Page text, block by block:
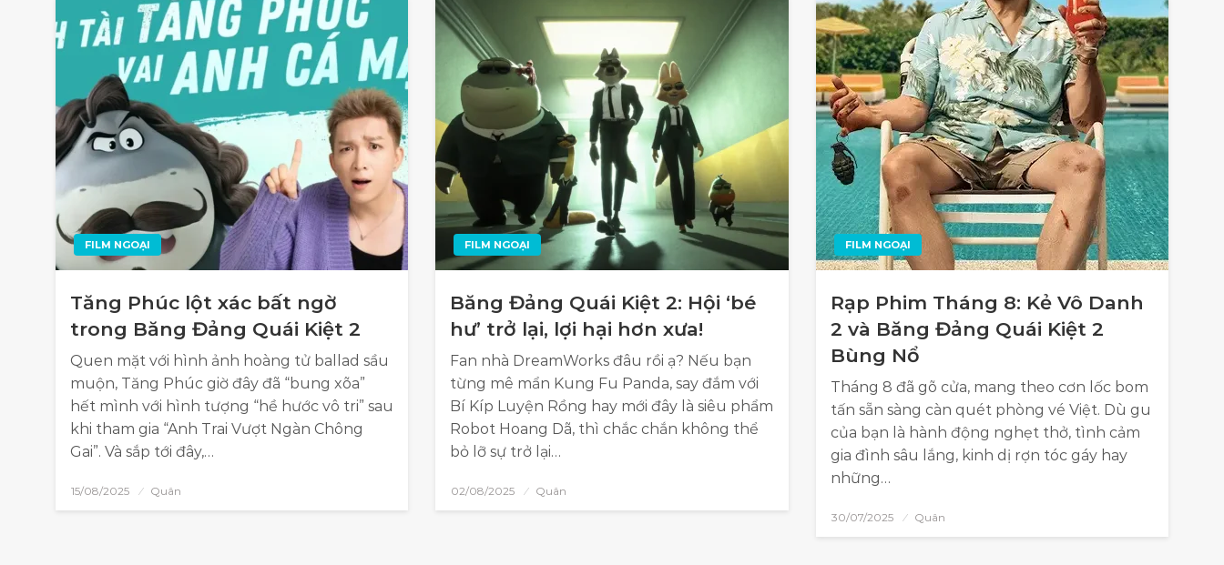
FILM NGOẠI
Tăng Phúc lột xác bất ngờ
trong Băng Đảng Quái Kiệt 2
Quen mặt với hình ảnh hoàng tử ballad sầu
muộn, Tăng Phúc giờ đây đã “bung xõa”
hết mình với hình tượng “hề hước vô tri” sau
khi tham gia “Anh Trai Vượt Ngàn Chông
Gai”. Và sắp tới đây,…
15/08/2025 Quân
FILM NGOẠI
Băng Đảng Quái Kiệt 2: Hội ‘bé
hư’ trở lại, lợi hại hơn xưa!
Fan nhà DreamWorks đâu rồi ạ? Nếu bạn
từng mê mẩn Kung Fu Panda, say đắm với
Bí Kíp Luyện Rồng hay mới đây là siêu phẩm
Robot Hoang Dã, thì chắc chắn không thể
bỏ lỡ sự trở lại…
02/08/2025 Quân
FILM NGOẠI
Rạp Phim Tháng 8: Kẻ Vô Danh
2 và Băng Đảng Quái Kiệt 2
Bùng Nổ
Tháng 8 đã gõ cửa, mang theo cơn lốc bom
tấn sẵn sàng càn quét phòng vé Việt. Dù gu
của bạn là hành động nghẹt thở, tình cảm
gia đình sâu lắng, kinh dị rợn tóc gáy hay
những…
30/07/2025 Quân